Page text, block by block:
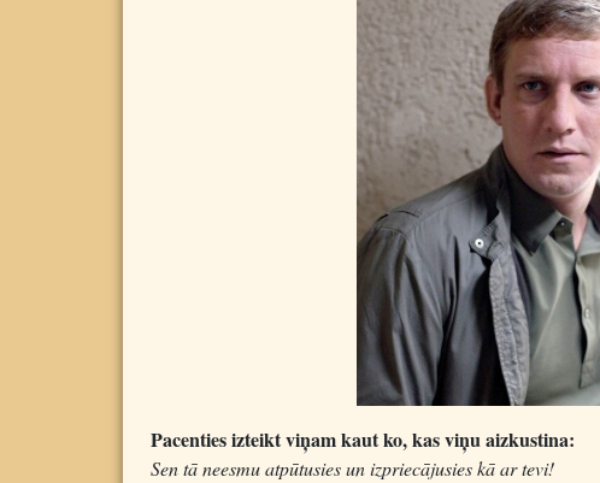
Pacenties izteikt viņam kaut ko, kas viņu aizkustina:
Sen tā neesmu atpūtusies un izpriecājusies kā ar tevi!